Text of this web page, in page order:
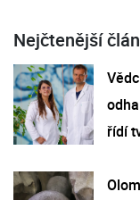
Nejčtenější
řídí